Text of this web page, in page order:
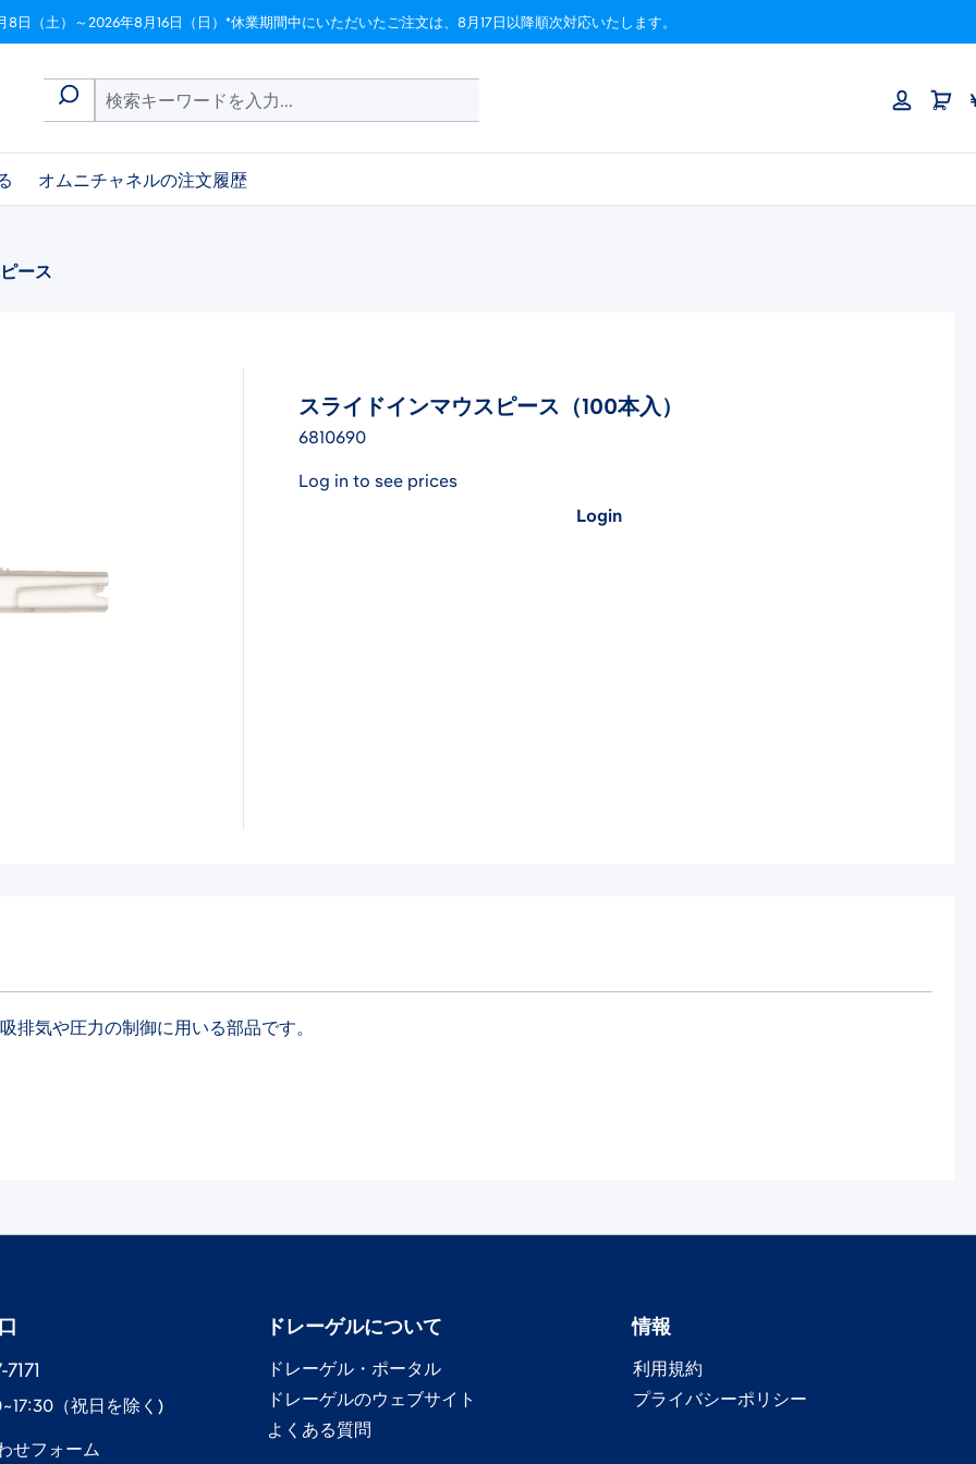
日（土）～2026年8月16日（日）*休業期間中にいただいたご注文は、8月17日以降順次対応いたします。
オムニチャネルの注文履歴
ース
スライドインマウスピース（100本入）
6810690
Log in to see prices
Login
気や圧力の制御に用いる部品です。
（祝日を除く)
せフォーム
ドレーゲル​について
ドレーゲル​・ポータル
ドレーゲル​のウェブサイト
よくある質問
情報
利用規約
プライバシーポリシー